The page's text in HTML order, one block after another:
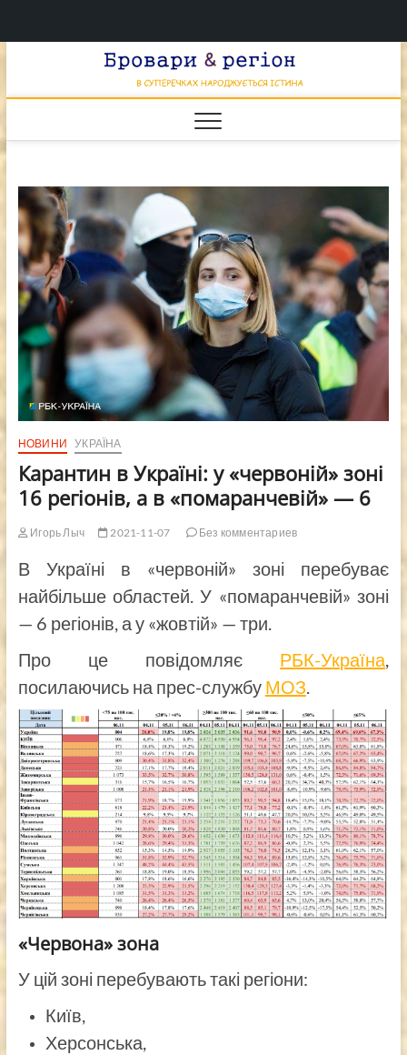
&
НАРОДЖУЄТЬСЯ
НОВИНИ УКРАЇНА
Карантин в Україні: у «червоній» зоні
16 регіонів, а в «помаранчевій» — 6
Игорь Лыч 2021-11-07 Без комментариев
В Україні в «червоній» зоні перебуває
найбільше областей. У «помаранчевій» зоні
— 6 регіонів, а у «жовтій» — три.
Про це повідомляє РБК-Україна,
посилаючись на прес-службу МОЗ.
«Червона» зона
У цій зоні перебувають такі регіони:
Київ,
Херсонська,